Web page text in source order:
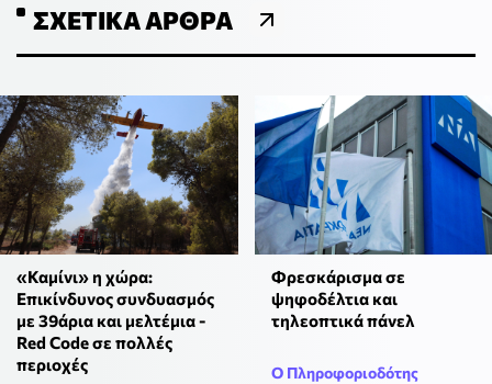
ΣΧΕΤΙΚΆ ΆΡΘΡΑ
«Καμίνι» η χώρα:
Επικίνδυνος συνδυασμός
με 39άρια και μελτέμια -
Red Code σε πολλές
περιοχές
Φρεσκάρισμα σε
ψηφοδέλτια και
τηλεοπτικά πάνελ
Ο Πληροφοριοδότης